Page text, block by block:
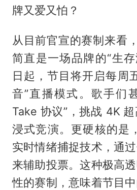
牌又爱又怕？
从目前官宣的赛制来看
简直是一场品牌的“生
日起，节目将开启每周
音”直播模式。歌手们
Take 协议”，挑战 4K
浸式竞演。更硬核的是
实时情绪捕捉技术，通
来辅助投票。这种极高
性的赛制，意味着节目